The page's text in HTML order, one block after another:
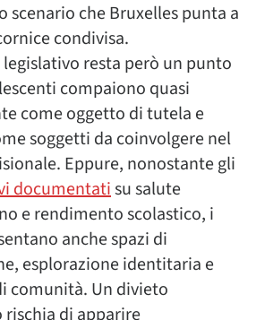
scenario che Bruxelles punta a
condivisa.
resta però un punto
compaiono quasi
come oggetto di tutela e
soggetti da coinvolgere nel
Eppure, nonostante gli
documentatisu salute
e rendimento scolastico, i
anche spazi di
esplorazione identitaria e
comunità. Un divieto
rischia di apparire